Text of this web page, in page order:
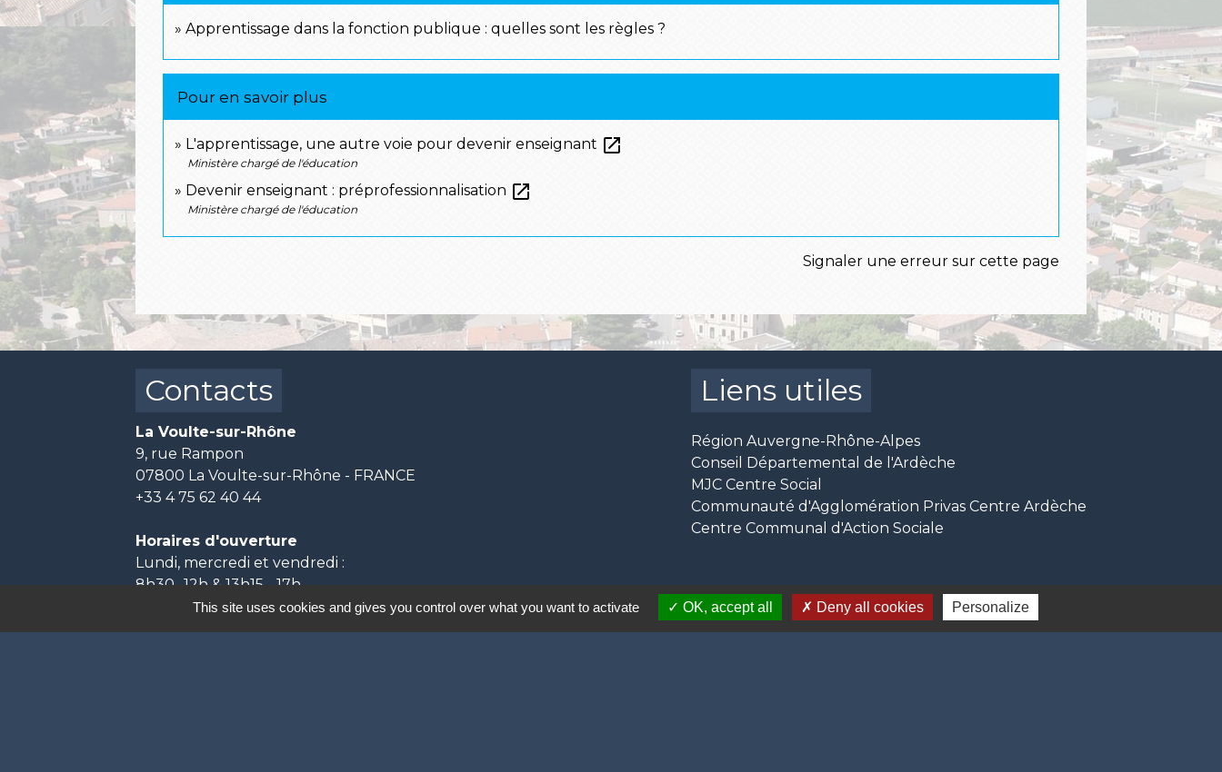
Apprentissage dans la fonction publique : quelles sont les règles ?
Pour en savoir plus
L'apprentissage, une autre voie pour devenir enseignant open_in_new
Ministère chargé de l'éducation
Devenir enseignant : préprofessionnalisation open_in_new
Ministère chargé de l'éducation
Signaler une erreur sur cette page
Contacts
La Voulte-sur-Rhône
9, rue Rampon
07800 La Voulte-sur-Rhône - FRANCE
+33 4 75 62 40 44
Horaires d'ouverture
Lundi, mercredi et vendredi :
8h30- 12h & 13h15 - 17h
Mardi et jeudi :
8h30- 12h & 13h15 - 18h
Liens utiles
Région Auvergne-Rhône-Alpes
Conseil Départemental de l'Ardèche
MJC Centre Social
Communauté d'Agglomération Privas Centre Ardèche
Centre Communal d'Action Sociale
This site uses cookies and gives you control over what you want to activate OK, accept all Deny all cookies Personalize